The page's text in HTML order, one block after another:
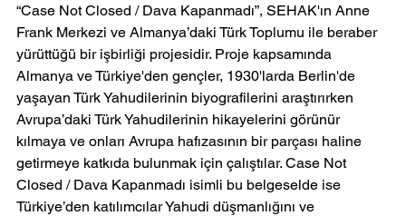
“Case Not Closed / Dava Kapanmadı”, SEHAK'ın Anne
Frank Merkezi ve Almanya’daki Türk Toplumu ile beraber
yürüttüğü bir işbirliği projesidir. Proje kapsamında
Almanya ve Türkiye'den gençler, 1930'larda Berlin'de
yaşayan Türk Yahudilerinin biyografilerini araştırırken
Avrupa’daki Türk Yahudilerinin hikayelerini görünür
kılmaya ve onları Avrupa hafızasının bir parçası haline
getirmeye katkıda bulunmak için çalıştılar. Case Not
Closed / Dava Kapanmadı isimli bu belgeselde ise
Türkiye’den katılımcılar Yahudi düşmanlığını ve